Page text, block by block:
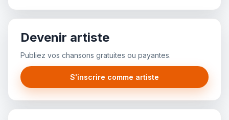
Devenir artiste
Publiez vos chansons gratuites ou payantes.
S'inscrire comme artiste